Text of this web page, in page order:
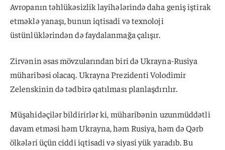
Avropanın təhlükəsizlik layihələrində daha geniş iştirak
etməklə yanaşı, bunun iqtisadi və texnoloji
üstünlüklərindən də faydalanmağa çalışır.
Zirvənin əsas mövzularından biri də Ukrayna-Rusiya
müharibəsi olacaq. Ukrayna Prezidenti Volodimir
Zelenskinin də tədbirə qatılması planlaşdırılır.
Müşahidəçilər bildirirlər ki, müharibənin uzunmüddətli
davam etməsi həm Ukrayna, həm Rusiya, həm də Qərb
ölkələri üçün ciddi iqtisadi və siyasi yük yaradıb. Bu